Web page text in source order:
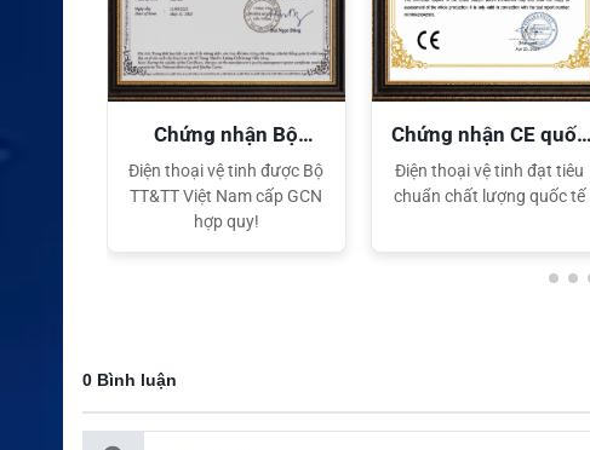
Chứng nhận Bộ
TT&TT
Điện thoại vệ tinh được Bộ
TT&TT Việt Nam cấp GCN
hợp quy!
Chứng nhận CE quốc
tế
Điện thoại vệ tinh đạt tiêu
chuẩn chất lượng quốc tế
0 Bình luận